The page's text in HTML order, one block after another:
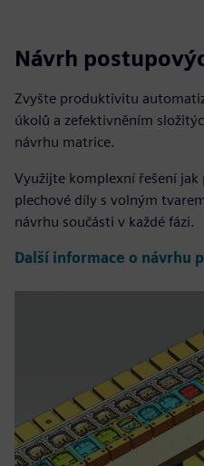
Návrh
Zvyšte produktivitu
úkolů a zefektivněním
návrhu matrice.
Využijte komplexní řešení
plechové díly s volným
návrhu součásti v každé fázi.
Další informace o návrhu